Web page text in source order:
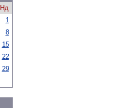
Нд
1
8
15
22
29